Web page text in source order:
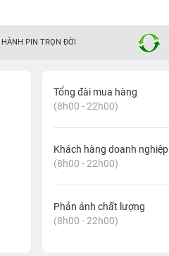
HÀNH PIN TRỌN ĐỜI
Tổng đài mua hàng
(8h00 - 22h00)
Khách hàng doanh nghiệp
(8h00 - 22h00)
Phản ánh chất lượng
(8h00 - 22h00)